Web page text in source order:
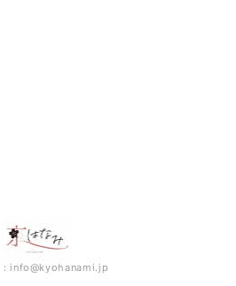
info@kyohanami.jp